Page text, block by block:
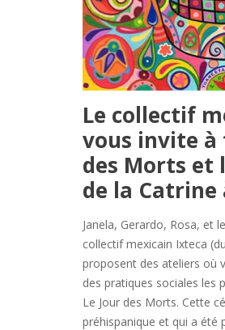
Le collectif
vous invite à
des Morts et
de la Catrine
Janela, Gerardo, Rosa, et
collectif mexicain Ixteca
proposent des ateliers où
des pratiques sociales les
Le Jour des Morts. Cette
préhispanique et qui a été